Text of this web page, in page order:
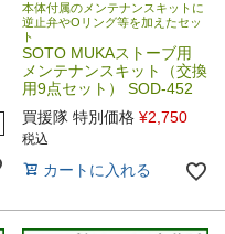
本体付属のメンテナンスキットに
逆止弁やOリング等を加えたセッ
ト
SOTO MUKAストーブ用
メンテナンスキット（交換
用9点セット） SOD-452
買援隊 特別価格 ¥2,750
税込
カートに入れる